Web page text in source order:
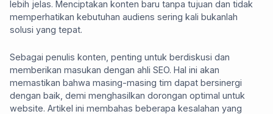
lebih jelas. Menciptakan konten baru tanpa tujuan dan tidak
memperhatikan kebutuhan audiens sering kali bukanlah
solusi yang tepat.
Sebagai penulis konten, penting untuk berdiskusi dan
memberikan masukan dengan ahli SEO. Hal ini akan
memastikan bahwa masing-masing tim dapat bersinergi
dengan baik, demi menghasilkan dorongan optimal untuk
website. Artikel ini membahas beberapa kesalahan yang